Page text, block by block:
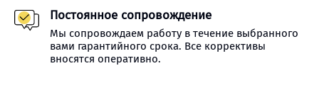
Постоянное сопровождение
Мы сопровождаем работу в течение выбранного
вами гарантийного срока. Все коррективы
вносятся оперативно.